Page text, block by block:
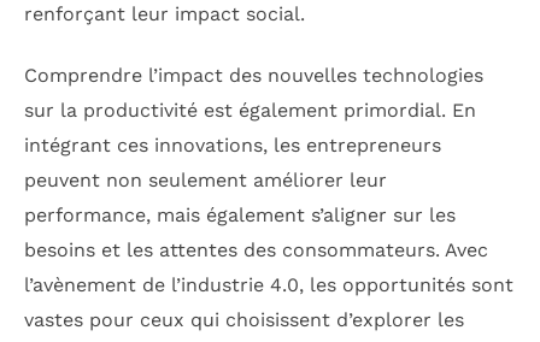
renforçant leur impact social.
Comprendre l’impact des nouvelles technologies
sur la productivité est également primordial. En
intégrant ces innovations, les entrepreneurs
peuvent non seulement améliorer leur
performance, mais également s’aligner sur les
besoins et les attentes des consommateurs. Avec
l’avènement de l’industrie 4.0, les opportunités sont
vastes pour ceux qui choisissent d’explorer les